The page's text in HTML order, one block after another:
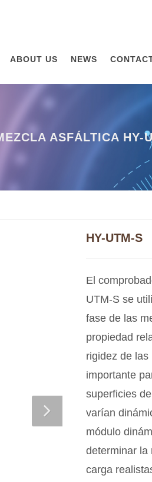
ABOUT US NEWS
ASFÁLTICA HY-
HY-UTM-S
El
UTM-S se
fase de las
propiedad
rigidez de
importante
superficies
varían
módulo
determinar la
carga